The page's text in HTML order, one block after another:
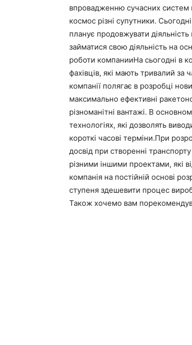
впровадженню сучасних систем
космос різні супутники.
планує продовжувати
займатися свою діяльність на
роботи компанииНа сьогодні в
фахівців, які мають тривалий за
компанії полягає в розробці
максимально ефективні
різноманітні вантажі. В
технологіях, які дозволять
короткі часові терміни.При
досвід при створенні
різними іншими проектами, які
компанія на постійній основі
ступеня здешевити процес
Також хочемо вам